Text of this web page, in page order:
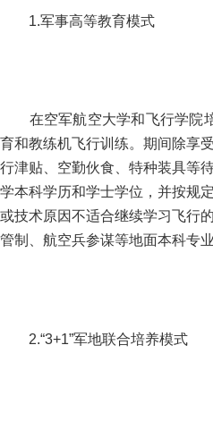
1.军事高等教育模式
在空军航空大学和飞行学院
育和教练机飞行训练。期间除享
行津贴、空勤伙食、特种装具等
学本科学历和学士学位，并按规
或技术原因不适合继续学习飞行
管制、航空兵参谋等地面本科专
2.“3+1”军地联合培养模式